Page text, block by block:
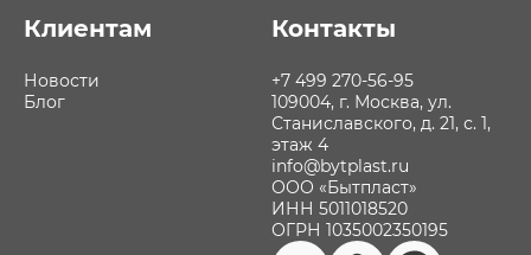
Клиентам
Новости
Блог
Контакты
+7 499 270-56-95
109004, г. Москва, ул.
Станиславского, д. 21, с. 1,
этаж 4
info@bytplast.ru
ООО «Бытпласт»
ИНН 5011018520
ОГРН 1035002350195